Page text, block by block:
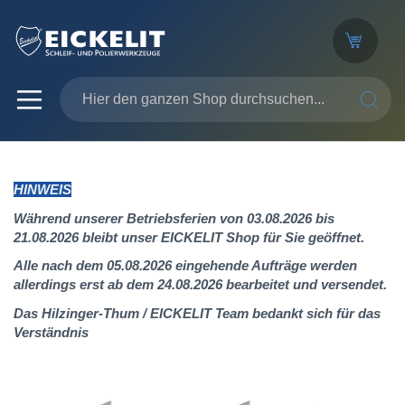
SUCHE
HINWEIS
Während unserer Betriebsferien von 03.08.2026 bis
21.08.2026 bleibt unser EICKELIT Shop für Sie geöffnet.
Alle nach dem 05.08.2026 eingehende Aufträge werden
allerdings erst ab dem 24.08.2026 bearbeitet und versendet.
Das Hilzinger-Thum / EICKELIT Team bedankt sich für das
Verständnis